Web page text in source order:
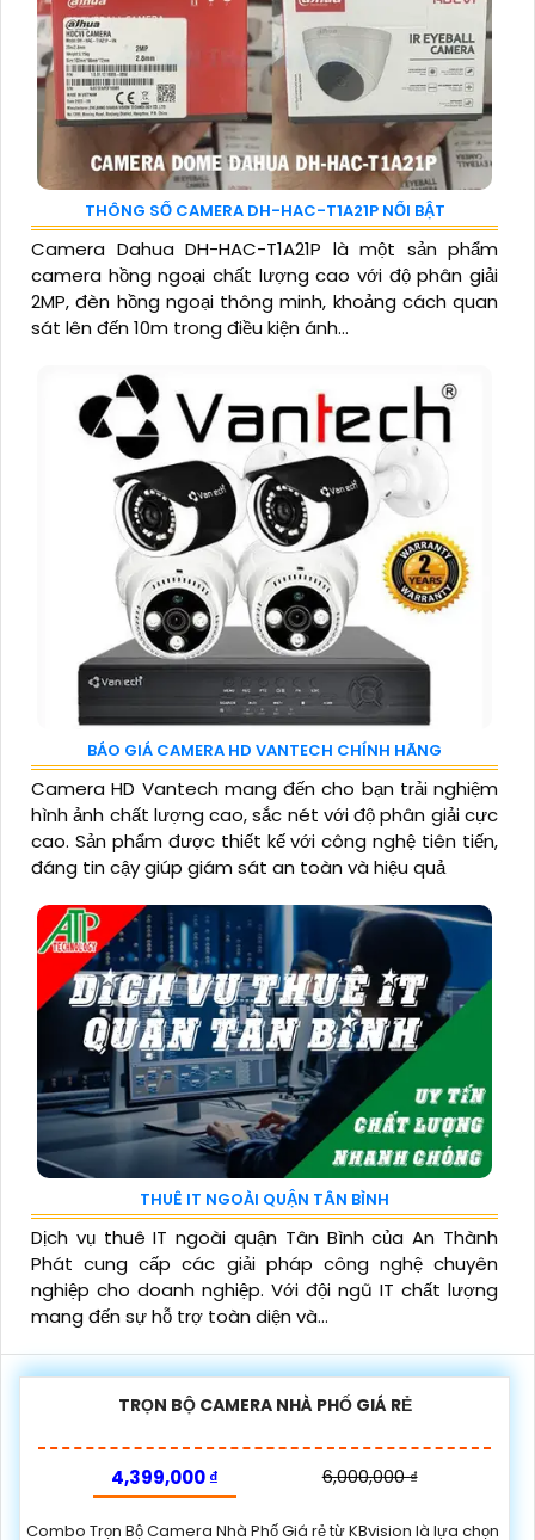
THÔNG SỐ CAMERA DH-HAC-T1A21P NỔI BẬT
Camera Dahua DH-HAC-T1A21P là một sản phẩm
camera hồng ngoại chất lượng cao với độ phân giải
2MP, đèn hồng ngoại thông minh, khoảng cách quan
sát lên đến 10m trong điều kiện ánh...
BÁO GIÁ CAMERA HD VANTECH CHÍNH HÃNG
Camera HD Vantech mang đến cho bạn trải nghiệm
hình ảnh chất lượng cao, sắc nét với độ phân giải cực
cao. Sản phẩm được thiết kế với công nghệ tiên tiến,
đáng tin cậy giúp giám sát an toàn và hiệu quả
THUÊ IT NGOÀI QUẬN TÂN BÌNH
Dịch vụ thuê IT ngoài quận Tân Bình của An Thành
Phát cung cấp các giải pháp công nghệ chuyên
nghiệp cho doanh nghiệp. Với đội ngũ IT chất lượng
mang đến sự hỗ trợ toàn diện và...
TRỌN BỘ CAMERA NHÀ PHỐ GIÁ RẺ
4,399,000 ₫ 6,000,000 ₫
Combo Trọn Bộ Camera Nhà Phố Giá rẻ từ KBvision là lựa chọn